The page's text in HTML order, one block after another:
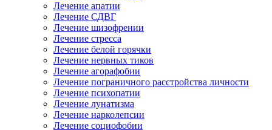
Лечение апатии
Лечение СДВГ
Лечение шизофрении
Лечение стресса
Лечение белой горячки
Лечение нервных тиков
Лечение агорафобии
Лечение пограничного расстройства личности
Лечение психопатии
Лечение лунатизма
Лечение нарколепсии
Лечение социофобии